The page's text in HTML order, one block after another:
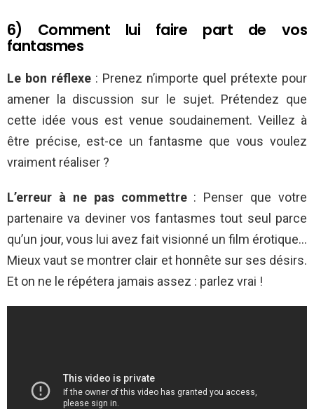
6) Comment lui faire part de vos
fantasmes
Le bon réflexe : Prenez n’importe quel prétexte pour
amener la discussion sur le sujet. Prétendez que
cette idée vous est venue soudainement. Veillez à
être précise, est-ce un fantasme que vous voulez
vraiment réaliser ?
L’erreur à ne pas commettre: Penser que votre
partenaire va deviner vos fantasmes tout seul parce
qu’un jour, vous lui avez fait visionné un film érotique…
Mieux vaut se montrer clair et honnête sur ses désirs.
Et on ne le répétera jamais assez : parlez vrai !